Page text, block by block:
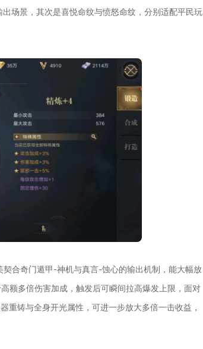
场景，其次是喜悦命纹与愤怒命纹，分别适配平民玩
合奇门遁甲-神机与真言-蚀心的输出机制，能大幅放
额多倍伤害加成，触发后可瞬间拉高爆发上限，面对
重铸与全身开光属性，可进一步放大多倍一击收益，